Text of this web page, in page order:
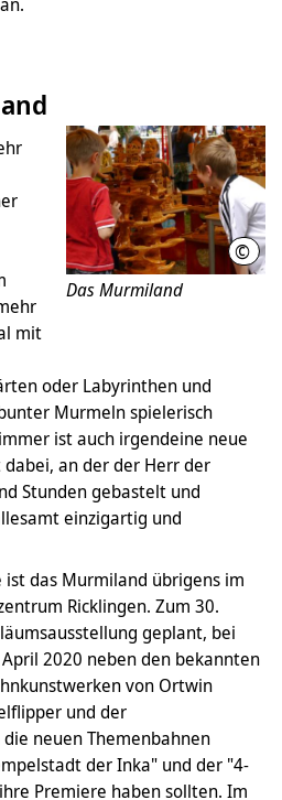
©
Das Murmiland
mit
oder Labyrinthen und
Murmeln spielerisch
ist auch irgendeine neue
an der der Herr der
Stunden gebastelt und
einzigartig und
ist das Murmiland übrigens im
Ricklingen. Zum 30.
geplant, bei
2020 neben den bekannten
von Ortwin
und der
neuen Themenbahnen
der Inka" und der "4-
Premiere haben sollten. Im